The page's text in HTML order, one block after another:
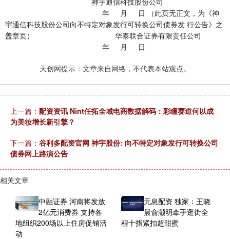
天创网提示：文章来自网络，不代表本站观点。
上一篇： 配资资讯 Nint任拓全域电商数据解码：彩瞳赛道何以成
为美妆增长新引擎？
下一篇： 谷利多配资官网 神宇股份: 向不特定对象发行可转换公司
债券网上路演公告
相关文章
中融证券 河南将发放
2亿元消费券 支持各
地组织200场以上住房促销活
动
无息配资 独家：王晓
晨俞灏明牵手逛街全
程十指紧扣超甜蜜